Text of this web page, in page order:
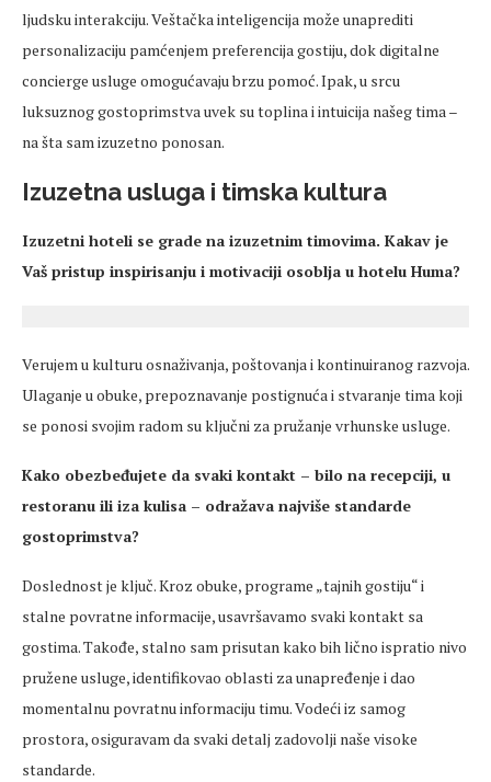
ljudsku interakciju. Veštačka inteligencija može unaprediti
personalizaciju pamćenjem preferencija gostiju, dok digitalne
concierge usluge omogućavaju brzu pomoć. Ipak, u srcu
luksuznog gostoprimstva uvek su toplina i intuicija našeg tima –
na šta sam izuzetno ponosan.
Izuzetna usluga i timska kultura
Izuzetni hoteli se grade na izuzetnim timovima. Kakav je
Vaš pristup inspirisanju i motivaciji osoblja u hotelu Huma?
Verujem u kulturu osnaživanja, poštovanja i kontinuiranog razvoja.
Ulaganje u obuke, prepoznavanje postignuća i stvaranje tima koji
se ponosi svojim radom su ključni za pružanje vrhunske usluge.
Kako obezbeđujete da svaki kontakt – bilo na recepciji, u
restoranu ili iza kulisa – odražava najviše standarde
gostoprimstva?
Doslednost je ključ. Kroz obuke, programe „tajnih gostiju“ i
stalne povratne informacije, usavršavamo svaki kontakt sa
gostima. Takođe, stalno sam prisutan kako bih lično ispratio nivo
pružene usluge, identifikovao oblasti za unapređenje i dao
momentalnu povratnu informaciju timu. Vodeći iz samog
prostora, osiguravam da svaki detalj zadovolji naše visoke
standarde.